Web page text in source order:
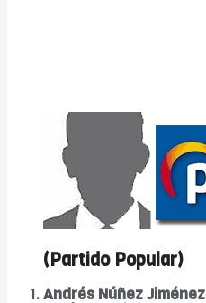
(Partido Popular)
Andrés Núñez Jiménez